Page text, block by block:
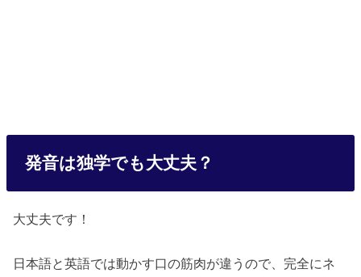
発音は独学でも大丈夫？
大丈夫です！
日本語と英語では動かす口の筋肉が違うので、完全にネ